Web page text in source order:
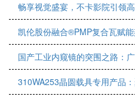
畅享视觉盛宴，不卡影院引领
凯伦股份融合®PMP复合瓦赋
国产工业内窥镜的突围之路：
310WA253晶圆载具专用产品